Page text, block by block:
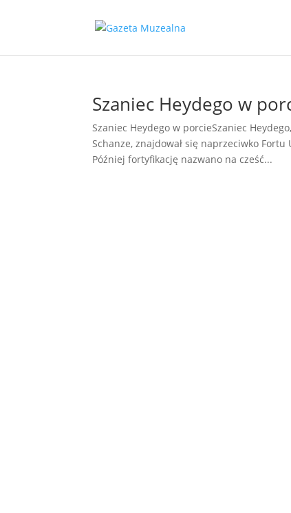
Szaniec Heydego w
Szaniec Heydego w porcieSzaniec
Schanze, znajdował się naprzeciwko
Później fortyfikację nazwano na cześć...